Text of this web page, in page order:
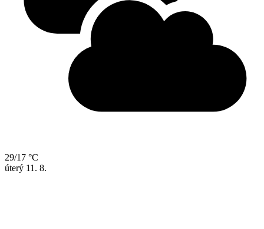
29/17 °C
úterý 11. 8.